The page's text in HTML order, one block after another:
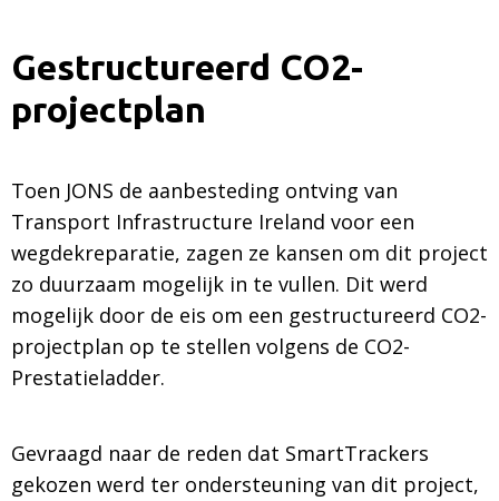
Gestructureerd CO2-
projectplan
Toen JONS de aanbesteding ontving van
Transport Infrastructure Ireland voor een
wegdekreparatie, zagen ze kansen om dit project
zo duurzaam mogelijk in te vullen. Dit werd
mogelijk door de eis om een gestructureerd CO2-
projectplan op te stellen volgens de CO2-
Prestatieladder.
Gevraagd naar de reden dat SmartTrackers
gekozen werd ter ondersteuning van dit project,